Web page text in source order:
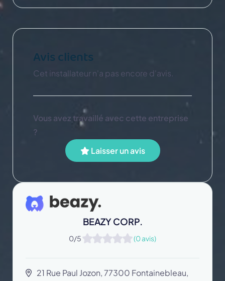
Avis clients
Cet installateur n'a pas encore d'avis.
Vous avez travaillé avec cette entreprise
?
Laisser un avis
BEAZY CORP.
0/5 (0 avis)
21 Rue Paul Jozon, 77300 Fontainebleau,